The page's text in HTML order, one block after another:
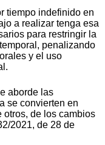
tiempo indefinido en
a realizar tenga esa
para restringir la
penalizando
y el uso
aborde las
se convierten en
otros, de los cambios
2021, de 28 de